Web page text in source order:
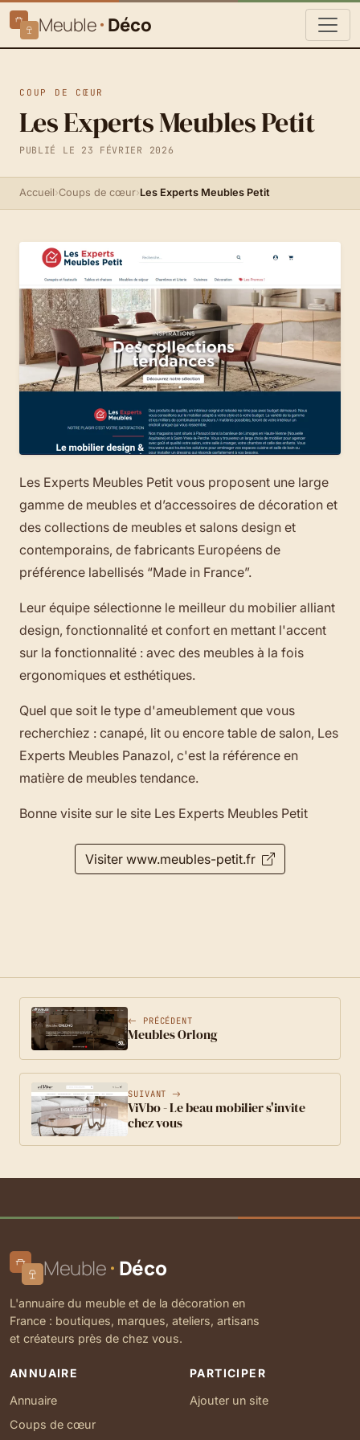
Meuble Déco
COUP DE CŒUR
Les Experts Meubles Petit
PUBLIÉ LE 23 FÉVRIER 2026
Accueil›Coups de cœur›Les Experts Meubles Petit
Les Experts Meubles Petit vous proposent une large
gamme de meubles et d’accessoires de décoration et
des collections de meubles et salons design et
contemporains, de fabricants Européens de
préférence labellisés “Made in France”.
Leur équipe sélectionne le meilleur du mobilier alliant
design, fonctionnalité et confort en mettant l'accent
sur la fonctionnalité : avec des meubles à la fois
ergonomiques et esthétiques.
Quel que soit le type d'ameublement que vous
recherchiez : canapé, lit ou encore table de salon, Les
Experts Meubles Panazol, c'est la référence en
matière de meubles tendance.
Bonne visite sur le site Les Experts Meubles Petit
Visiter www.meubles-petit.fr
PRÉCÉDENT
Meubles Orlong
SUIVANT
ViVbo - Le beau mobilier s'invite
chez vous
Meuble Déco
L'annuaire du meuble et de la décoration en
France : boutiques, marques, ateliers, artisans
et créateurs près de chez vous.
ANNUAIRE
Annuaire
Coups de cœur
PARTICIPER
Ajouter un site